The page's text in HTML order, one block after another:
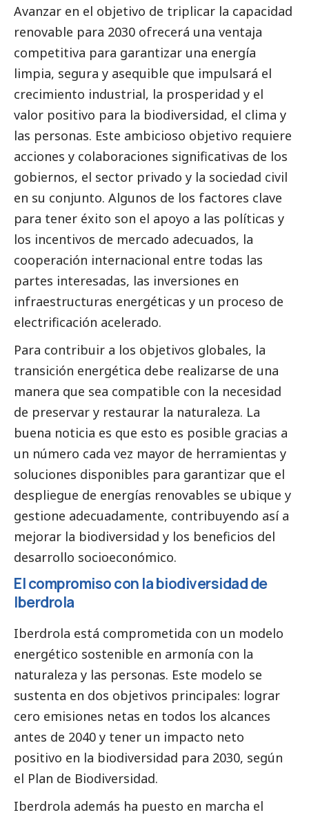
Avanzar en el objetivo de triplicar la capacidad
renovable para 2030 ofrecerá una ventaja
competitiva para garantizar una energía
limpia, segura y asequible que impulsará el
crecimiento industrial, la prosperidad y el
valor positivo para la biodiversidad, el clima y
las personas. Este ambicioso objetivo requiere
acciones y colaboraciones significativas de los
gobiernos, el sector privado y la sociedad civil
en su conjunto. Algunos de los factores clave
para tener éxito son el apoyo a las políticas y
los incentivos de mercado adecuados, la
cooperación internacional entre todas las
partes interesadas, las inversiones en
infraestructuras energéticas y un proceso de
electrificación acelerado.
Para contribuir a los objetivos globales, la
transición energética debe realizarse de una
manera que sea compatible con la necesidad
de preservar y restaurar la naturaleza. La
buena noticia es que esto es posible gracias a
un número cada vez mayor de herramientas y
soluciones disponibles para garantizar que el
despliegue de energías renovables se ubique y
gestione adecuadamente, contribuyendo así a
mejorar la biodiversidad y los beneficios del
desarrollo socioeconómico.
El compromiso con la biodiversidad de
Iberdrola
Iberdrola está comprometida con un modelo
energético sostenible en armonía con la
naturaleza y las personas. Este modelo se
sustenta en dos objetivos principales: lograr
cero emisiones netas en todos los alcances
antes de 2040 y tener un impacto neto
positivo en la biodiversidad para 2030, según
el Plan de Biodiversidad.
Iberdrola además ha puesto en marcha el